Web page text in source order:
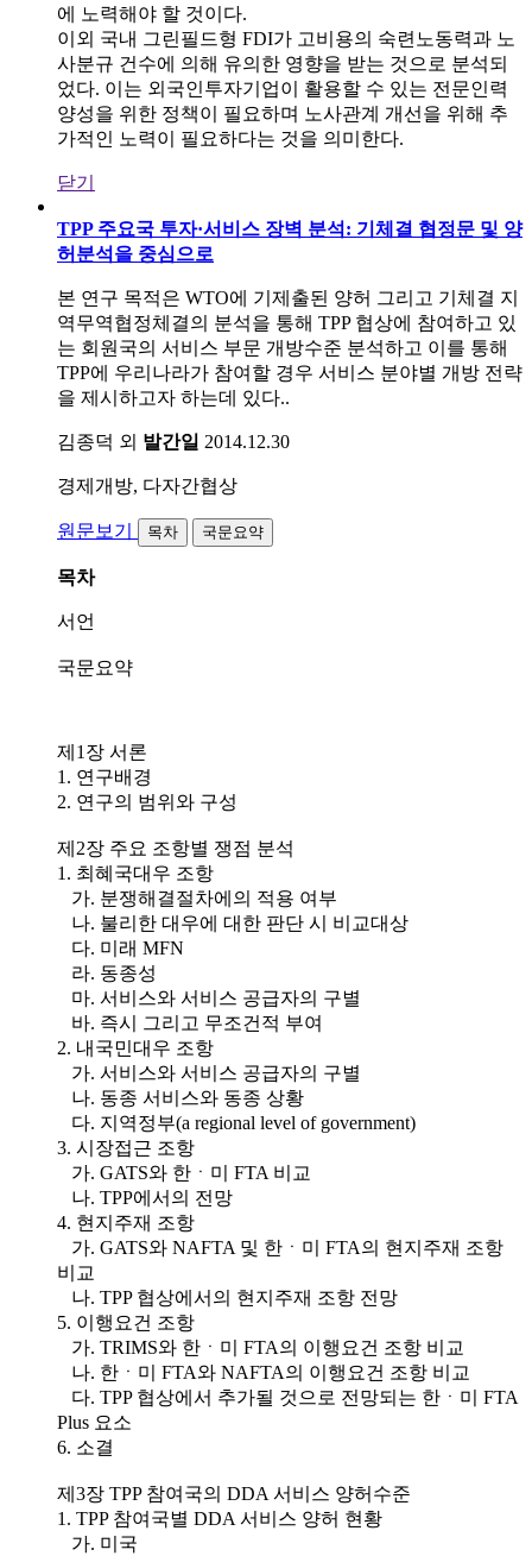
에 노력해야 할 것이다.
이외 국내 그린필드형 FDI가 고비용의 숙련노동력과 노
사분규 건수에 의해 유의한 영향을 받는 것으로 분석되
었다. 이는 외국인투자기업이 활용할 수 있는 전문인력
양성을 위한 정책이 필요하며 노사관계 개선을 위해 추
가적인 노력이 필요하다는 것을 의미한다.
닫기
TPP 주요국 투자·서비스 장벽 분석: 기체결 협정문 및 양
허분석을 중심으로
본 연구 목적은 WTO에 기제출된 양허 그리고 기체결 지
역무역협정체결의 분석을 통해 TPP 협상에 참여하고 있
는 회원국의 서비스 부문 개방수준 분석하고 이를 통해
TPP에 우리나라가 참여할 경우 서비스 분야별 개방 전략
을 제시하고자 하는데 있다..
김종덕 외 발간일 2014.12.30
경제개방, 다자간협상
원문보기 목차 국문요약
목차
서언
국문요약
제1장 서론
1. 연구배경
2. 연구의 범위와 구성
제2장 주요 조항별 쟁점 분석
1. 최혜국대우 조항
가. 분쟁해결절차에의 적용 여부
나. 불리한 대우에 대한 판단 시 비교대상
다. 미래 MFN
라. 동종성
마. 서비스와 서비스 공급자의 구별
바. 즉시 그리고 무조건적 부여
2. 내국민대우 조항
가. 서비스와 서비스 공급자의 구별
나. 동종 서비스와 동종 상황
다. 지역정부(a regional level of government)
3. 시장접근 조항
가. GATS와 한ㆍ미 FTA 비교
나. TPP에서의 전망
4. 현지주재 조항
가. GATS와 NAFTA 및 한ㆍ미 FTA의 현지주재 조항
비교
나. TPP 협상에서의 현지주재 조항 전망
5. 이행요건 조항
가. TRIMS와 한ㆍ미 FTA의 이행요건 조항 비교
나. 한ㆍ미 FTA와 NAFTA의 이행요건 조항 비교
다. TPP 협상에서 추가될 것으로 전망되는 한ㆍ미 FTA
Plus 요소
6. 소결
제3장 TPP 참여국의 DDA 서비스 양허수준
1. TPP 참여국별 DDA 서비스 양허 현황
가. 미국